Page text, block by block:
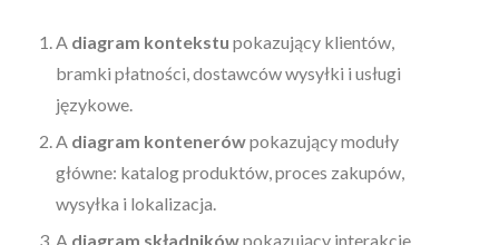
A diagram kontekstu pokazujący klientów,
bramki płatności, dostawców wysyłki i usługi
językowe.
A diagram kontenerówpokazujący moduły
główne: katalog produktów, proces zakupów,
wysyłka i lokalizacja.
A diagram składnikówpokazujący interakcje